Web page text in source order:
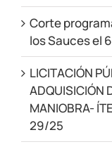
Corte
los Sauces el
LICITACIÓN
ADQUISICIÓN
MANIOBRA-
29/25